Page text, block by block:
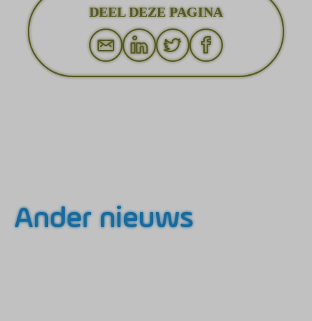
DEEL DEZE PAGINA
Ander nieuws